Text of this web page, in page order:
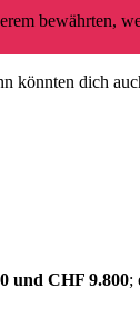
bewährten,
könnten dich
und CHF 9.800;